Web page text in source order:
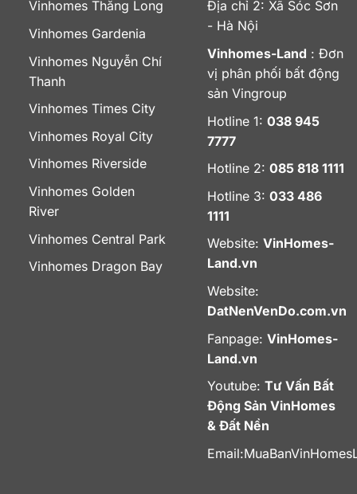
Vinhomes Thăng Long
Vinhomes Gardenia
Vinhomes Nguyễn Chí
Thanh
Vinhomes Times City
Vinhomes Royal City
Vinhomes Riverside
Vinhomes Golden
River
Vinhomes Central Park
Vinhomes Dragon Bay
Địa chỉ 2: Xã Sóc Sơn
- Hà Nội
Vinhomes-Land : Đơn
vị phân phối bất động
sản Vingroup
Hotline 1: 038 945
7777
Hotline 2: 085 818 1111
Hotline 3: 033 486
1111
Website: VinHomes-
Land.vn
Website:
DatNenVenDo.com.vn
Fanpage: VinHomes-
Land.vn
Youtube: Tư Vấn Bất
Động Sản VinHomes
& Đất Nền
Email: